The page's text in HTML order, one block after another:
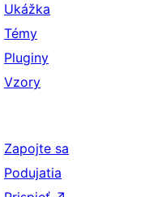
Ukážka
Témy
Pluginy
Vzory
Zapojte sa
Podujatia